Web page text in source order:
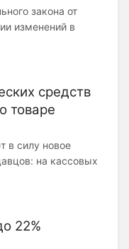
закона от
изменений в
средств
товаре
в силу новое
на кассовых
22%